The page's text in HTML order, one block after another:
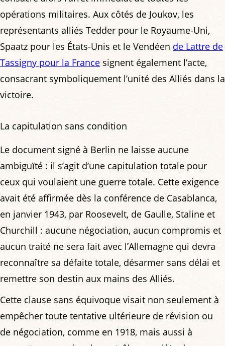
opérations militaires. Aux côtés de Joukov, les
représentants alliés Tedder pour le Royaume-Uni,
Spaatz pour les États-Unis et le Vendéen de Lattre de
Tassigny pour la France signent également l’acte,
consacrant symboliquement l’unité des Alliés dans la
victoire.
La capitulation sans condition
Le document signé à Berlin ne laisse aucune
ambiguïté : il s’agit d’une capitulation totale pour
ceux qui voulaient une guerre totale. Cette exigence
avait été affirmée dès la conférence de Casablanca,
en janvier 1943, par Roosevelt, de Gaulle, Staline et
Churchill : aucune négociation, aucun compromis et
aucun traité ne sera fait avec l’Allemagne qui devra
reconnaître sa défaite totale, désarmer sans délai et
remettre son destin aux mains des Alliés.
Cette clause sans équivoque visait non seulement à
empêcher toute tentative ultérieure de révision ou
de négociation, comme en 1918, mais aussi à